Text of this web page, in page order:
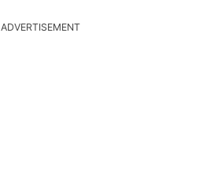
ADVERTISEMENT